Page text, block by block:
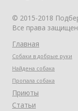
© 2015-2018
Все права
Главная
Собаки в добрые руки
Найдена собака
Пропала собака
Приюты
Статьи